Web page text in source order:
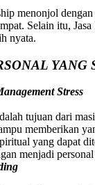
menonjol
Selain itu,
nyata.
Stress
tujuan dari
memberikan
yang dapat
menjadi